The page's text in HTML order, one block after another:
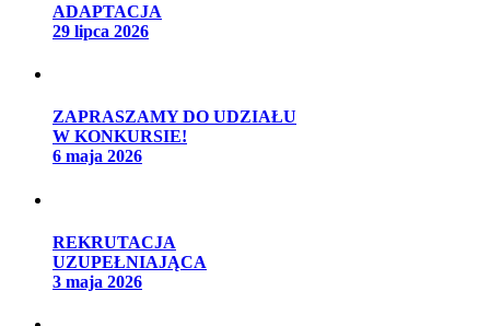
ADAPTACJA
29 lipca 2026
ZAPRASZAMY DO UDZIAŁU
W KONKURSIE!
6 maja 2026
REKRUTACJA
UZUPEŁNIAJĄCA
3 maja 2026